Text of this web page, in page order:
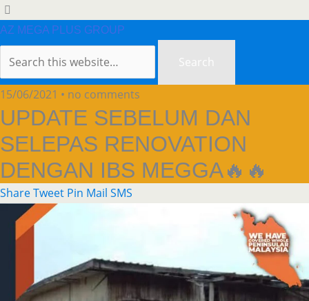
AZ MEGA PLUS GROUP
15/06/2021 • no comments
UPDATE SEBELUM DAN
SELEPAS RENOVATION
DENGAN IBS MEGGA🔥🔥
ShareTweet Pin Mail SMS